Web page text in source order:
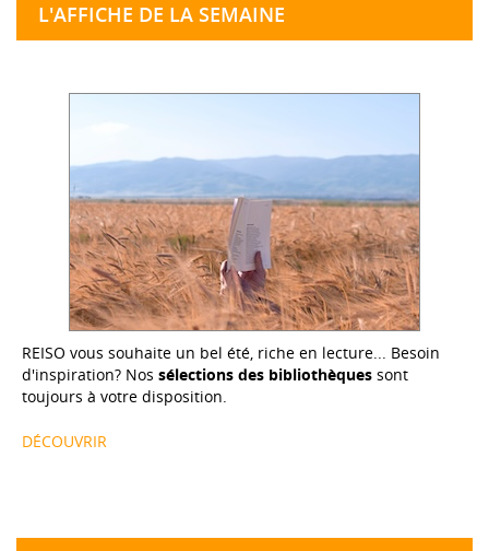
L'AFFICHE DE LA SEMAINE
REISO vous souhaite un bel été, riche en lecture... Besoin
d'inspiration? Nos sélections des bibliothèques sont
toujours à votre disposition.
DÉCOUVRIR